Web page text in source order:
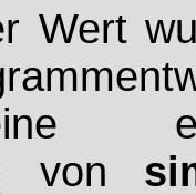
Wert
von